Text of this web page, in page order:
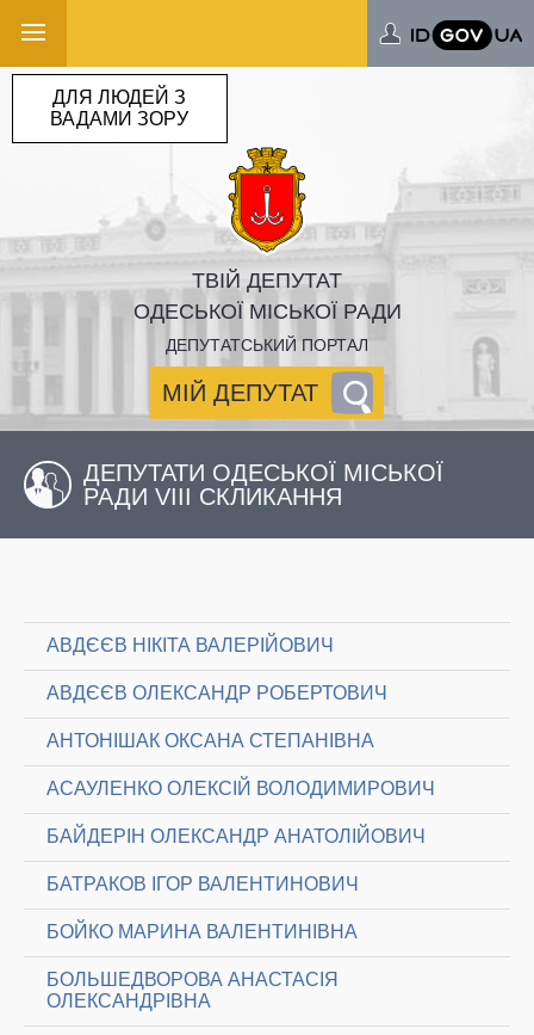
ТВІЙ ДЕПУТАТ
ОДЕСЬКОЇ МІСЬКОЇ РАДИ
ДЕПУТАТСЬКИЙ ПОРТАЛ
МІЙ ДЕПУТАТ
ДЛЯ ЛЮДЕЙ З
ВАДАМИ ЗОРУ
ДЕПУТАТИ ОДЕСЬКОЇ МІСЬКОЇ
РАДИ VIII СКЛИКАННЯ
АВДЄЄВ НІКІТА ВАЛЕРІЙОВИЧ
АВДЄЄВ ОЛЕКСАНДР РОБЕРТОВИЧ
АНТОНІШАК ОКСАНА СТЕПАНІВНА
АСАУЛЕНКО ОЛЕКСІЙ ВОЛОДИМИРОВИЧ
БАЙДЕРІН ОЛЕКСАНДР АНАТОЛІЙОВИЧ
БАТРАКОВ ІГОР ВАЛЕНТИНОВИЧ
БОЙКО МАРИНА ВАЛЕНТИНІВНА
БОЛЬШЕДВОРОВА АНАСТАСІЯ
ОЛЕКСАНДРІВНА